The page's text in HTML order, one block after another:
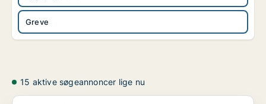
Greve
15 aktive søgeannoncer lige nu